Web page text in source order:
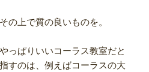
の上で質の良いものを。
っぱりいいコーラス教室だと
すのは、例えばコーラスの大